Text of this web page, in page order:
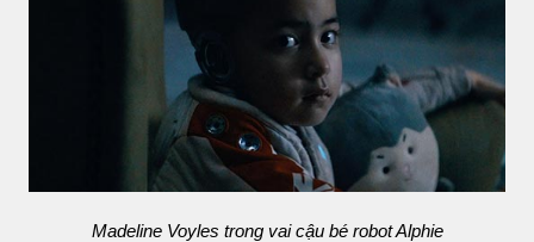
Madeline Voyles trong vai cậu bé robot Alphie